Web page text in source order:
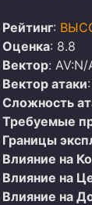
Рейтинг:
Оценка: 8.8
Вектор:
Вектор атаки
Сложность
Требуемые
Границы
Влияние на
Влияние на
Влияние на